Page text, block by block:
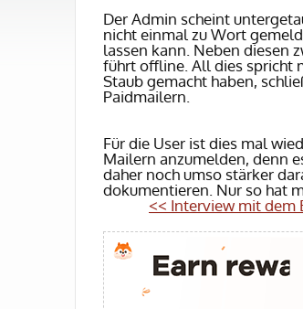
Der Admin scheint
nicht einmal zu Wort
lassen kann. Neben diesen
führt offline. All dies spricht
Staub gemacht haben,
Paidmailern.
Für die User ist dies mal
Mailern anzumelden, denn
daher noch umso stärker
dokumentieren. Nur so hat
<< Interview mit dem